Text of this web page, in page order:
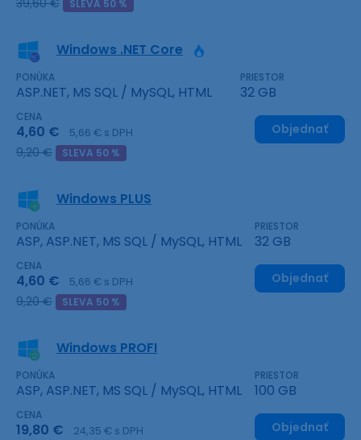
39,60 € SLEVA 50 %
Windows .NET Core
PONÚKA
ASP.NET, MS SQL / MySQL, HTML
PRIESTOR
32 GB
CENA
4,60 € 5,66 € s DPH
9,20 € SLEVA 50 %
Objednať
Windows PLUS
PONÚKA
ASP, ASP.NET, MS SQL / MySQL, HTML
PRIESTOR
32 GB
CENA
4,60 € 5,66 € s DPH
9,20 € SLEVA 50 %
Objednať
Windows PROFI
PONÚKA
ASP, ASP.NET, MS SQL / MySQL, HTML
PRIESTOR
100 GB
CENA
19,80 € 24,35 € s DPH Objednať